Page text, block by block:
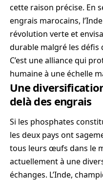
cette raison précise. En
engrais marocains,
révolution verte et
durable malgré les défis
C’est une alliance qui
humaine à une échelle
Une
delà des engrais
Si les phosphates
les deux pays ont
tous leurs œufs dans le
actuellement à une
échanges. L’Inde,